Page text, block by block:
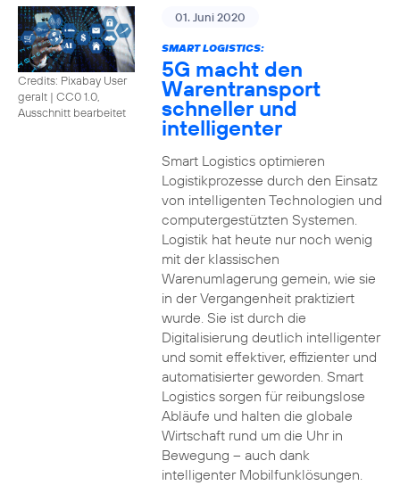
Credits: Pixabay User
geralt | CC0 1.0,
Ausschnitt bearbeitet
01. Juni 2020
SMART LOGISTICS:
5G macht den
Warentransport
schneller und
intelligenter
Smart Logistics optimieren
Logistikprozesse durch den Einsatz
von intelligenten Technologien und
computergestützten Systemen.
Logistik hat heute nur noch wenig
mit der klassischen
Warenumlagerung gemein, wie sie
in der Vergangenheit praktiziert
wurde. Sie ist durch die
Digitalisierung deutlich intelligenter
und somit effektiver, effizienter und
automatisierter geworden. Smart
Logistics sorgen für reibungslose
Abläufe und halten die globale
Wirtschaft rund um die Uhr in
Bewegung – auch dank
intelligenter Mobilfunklösungen.